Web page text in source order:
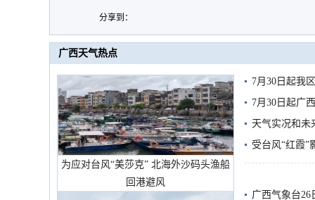
分享到：
广西天气热点
为应对台风“美莎克” 北海外沙码头渔船
回港避风
7月30日起我
7月30日起广
天气实况和未
受台风“红霞”
有较强降雨
广西气象台26